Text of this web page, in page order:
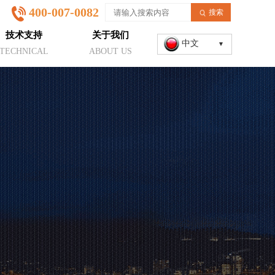
搜索
400-007-0082
中文
技术支持
TECHNICAL
关于我们
ABOUT US